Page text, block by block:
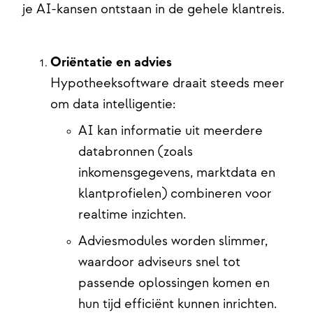
je AI-kansen ontstaan in de gehele klantreis.
Oriëntatie en advies
Hypotheeksoftware draait steeds meer
om data intelligentie:
AI kan informatie uit meerdere
databronnen (zoals
inkomensgegevens, marktdata en
klantprofielen) combineren voor
realtime inzichten.
Adviesmodules worden slimmer,
waardoor adviseurs snel tot
passende oplossingen komen en
hun tijd efficiënt kunnen inrichten.